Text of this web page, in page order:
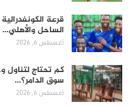
قرعة
الساحل والأهلي…
أغسطس 6, 2026
كم تحتاج
سوق الدامر؟…
أغسطس 6, 2026